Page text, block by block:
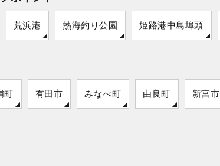
荒浜港 熱海釣り公園 姫路港中島埠頭
町 有田市 みなべ町 由良町 新宮市